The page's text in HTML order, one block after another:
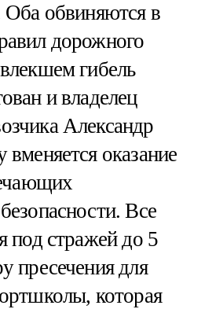
Оба обвиняются в
дорожного
гибель
и владелец
Александр
оказание
Все
под стражей до 5
пресечения для
которая